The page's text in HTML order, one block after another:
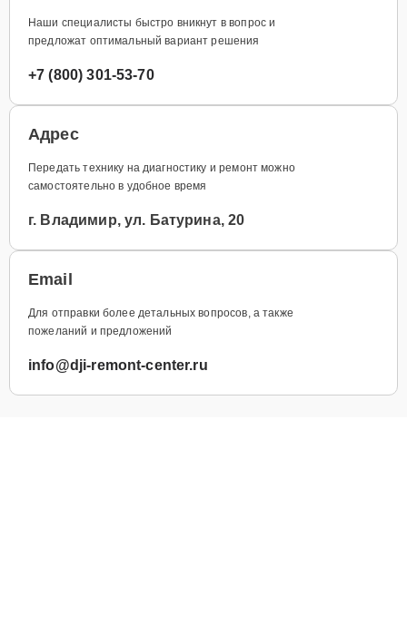
Наши специалисты быстро вникнут в вопрос и
предложат оптимальный вариант решения
+7 (800) 301-53-70
Адрес
Передать технику на диагностику и ремонт можно
самостоятельно в удобное время
г. Владимир, ул. Батурина, 20
Email
Для отправки более детальных вопросов, а также
пожеланий и предложений
info@dji-remont-center.ru